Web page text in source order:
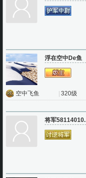
浮在空中De鱼
空中飞鱼 320级
将军58114010.